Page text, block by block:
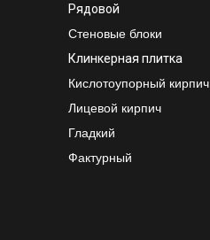
Рядовой
Стеновые блоки
Клинкерная плитка
Кислотоупорный кирпич
Лицевой кирпич
Гладкий
Фактурный